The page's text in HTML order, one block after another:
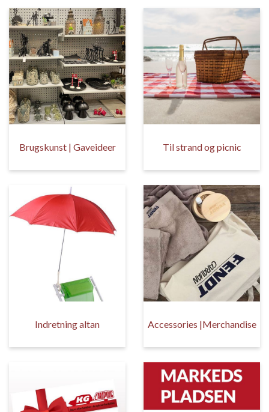
Brugskunst | Gaveideer Til strand og picnic
Indretning altan Accessories |Merchandise